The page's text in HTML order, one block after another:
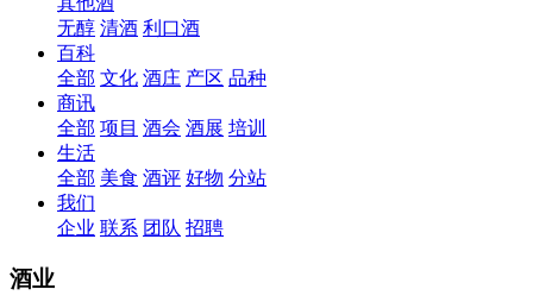
无醇 清酒 利口酒
百科
全部 文化 酒庄 产区 品种
商讯
全部 项目 酒会 酒展 培训
生活
全部 美食 酒评 好物 分站
我们
企业 联系 团队 招聘
酒业